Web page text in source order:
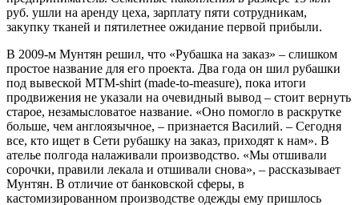
руб. ушли на аренду цеха, зарплату пяти сотрудникам,
закупку тканей и пятилетнее ожидание первой прибыли.
В 2009-м Мунтян решил, что «Рубашка на заказ» – слишком
простое название для его проекта. Два года он шил рубашки
под вывеской MTM-shirt (made-to-measure), пока итоги
продвижения не указали на очевидный вывод – стоит вернуть
старое, незамысловатое название. «Оно помогло в раскрутке
больше, чем англоязычное, – признается Василий. – Сегодня
все, кто ищет в Сети рубашку на заказ, приходят к нам». В
ателье полгода налаживали производство. «Мы отшивали
сорочки, правили лекала и отшивали снова», – рассказывает
Мунтян. В отличие от банковской сферы, в
кастомизированном производстве одежды ему пришлось